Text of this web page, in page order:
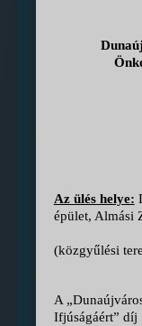
Az ülés helye:
épület, Almási
(közgyűlési
A
Ifjúságáért” díj